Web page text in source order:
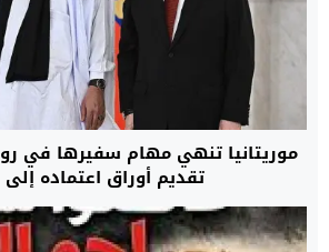
موريتانيا تنهي مهام سفيرها في
تقديم أوراق اعتماده إلى